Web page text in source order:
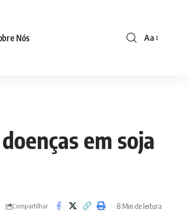
Nós
Font
Aa
em soja
Compartilhar 8 Min de leitura